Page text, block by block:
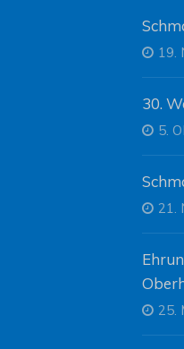
19.
30.
5.
21.
25.